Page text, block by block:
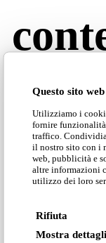
Questo sito
Utilizziamo i
fornire
traffico.
il nostro sito con i
web, pubblicità e
altre informazioni
utilizzo dei loro
Rifiuta
Mostra dettagli
Boston , firmata
elementi
forme e
tutti i gusti. È
della